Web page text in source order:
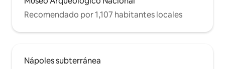
Recomendado por 1,107 habitantes locales
Nápoles subterránea